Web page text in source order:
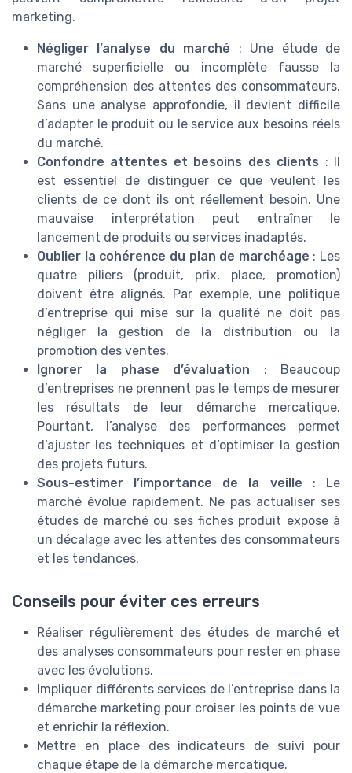
marketing.
Négliger l’analyse du marché : Une étude de
marché superficielle ou incomplète fausse la
compréhension des attentes des consommateurs.
Sans une analyse approfondie, il devient difficile
d’adapter le produit ou le service aux besoins réels
du marché.
Confondre attentes et besoins des clients : Il
est essentiel de distinguer ce que veulent les
clients de ce dont ils ont réellement besoin. Une
mauvaise interprétation peut entraîner le
lancement de produits ou services inadaptés.
Oublier la cohérence du plan de marchéage : Les
quatre piliers (produit, prix, place, promotion)
doivent être alignés. Par exemple, une politique
d’entreprise qui mise sur la qualité ne doit pas
négliger la gestion de la distribution ou la
promotion des ventes.
Ignorer la phase d’évaluation : Beaucoup
d’entreprises ne prennent pas le temps de mesurer
les résultats de leur démarche mercatique.
Pourtant, l’analyse des performances permet
d’ajuster les techniques et d’optimiser la gestion
des projets futurs.
Sous-estimer l’importance de la veille : Le
marché évolue rapidement. Ne pas actualiser ses
études de marché ou ses fiches produit expose à
un décalage avec les attentes des consommateurs
et les tendances.
Conseils pour éviter ces erreurs
Réaliser régulièrement des études de marché et
des analyses consommateurs pour rester en phase
avec les évolutions.
Impliquer différents services de l’entreprise dans la
démarche marketing pour croiser les points de vue
et enrichir la réflexion.
Mettre en place des indicateurs de suivi pour
chaque étape de la démarche mercatique.